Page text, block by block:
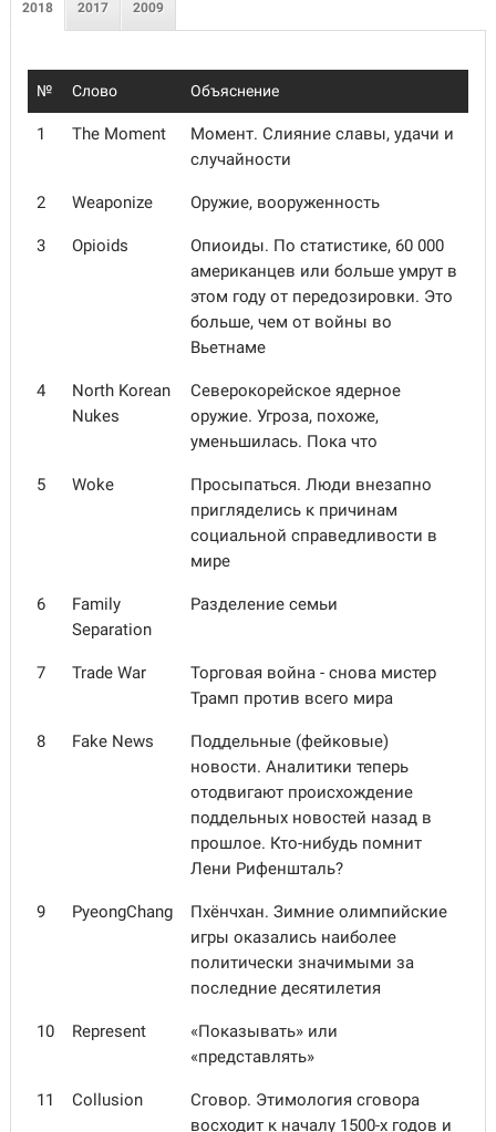
2018 2017 2009
№ Слово Объяснение
1 The Moment
Момент. Слияние славы, удачи и
случайности
2 Weaponize Оружие, вооруженность
3 Opioids
Опиоиды. По статистике, 60 000
американцев или больше умрут в
этом году от передозировки. Это
больше, чем от войны во
Вьетнаме
4
North Korean
Nukes
Северокорейское ядерное
оружие. Угроза, похоже,
уменьшилась. Пока что
5 Woke
Просыпаться. Люди внезапно
пригляделись к причинам
социальной справедливости в
мире
6
Family
Separation
Разделение семьи
7 Trade War
Торговая война - снова мистер
Трамп против всего мира
8 Fake News
Поддельные (фейковые)
новости. Аналитики теперь
отодвигают происхождение
поддельных новостей назад в
прошлое. Кто-нибудь помнит
Лени Рифеншталь?
9 PyeongChang
Пхёнчхан. Зимние олимпийские
игры оказались наиболее
политически значимыми за
последние десятилетия
10 Represent
«Показывать» или
«представлять»
11 Collusion
Сговор. Этимология сговора
восходит к началу 1500-х годов и